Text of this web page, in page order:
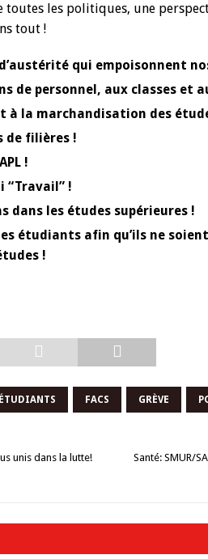
les politiques, une
tout !
qui empoisonnent
de personnel, aux classes et
à la marchandisation des
de filières !
!
“Travail” !
dans les études supérieures !
étudiants afin qu’ils ne
!
ÉTUDIANTS FACS GRÈVE
unis dans la lutte!
Santé: SMUR/